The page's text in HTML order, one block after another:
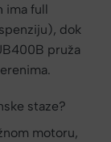
ima full
dok
pruža
staze?
motoru,